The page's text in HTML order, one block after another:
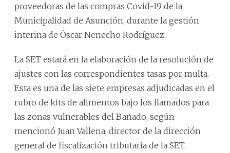
proveedoras de las compras Covid-19 de la
Municipalidad de Asunción, durante la gestión
interina de Óscar Nenecho Rodríguez.
La SET estará en la elaboración de la resolución de
ajustes con las correspondientes tasas por multa.
Esta es una de las siete empresas adjudicadas en el
rubro de kits de alimentos bajo los llamados para
las zonas vulnerables del Bañado, según
mencionó Juan Vallena, director de la dirección
general de fiscalización tributaria de la SET.